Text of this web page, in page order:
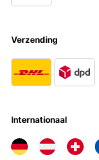
Verzending
Internationaal